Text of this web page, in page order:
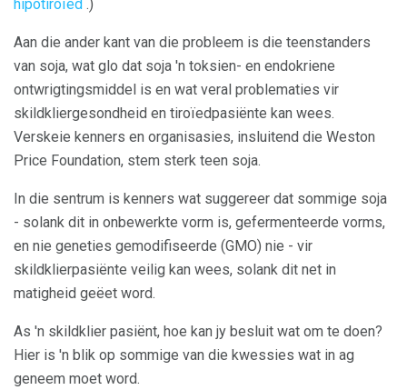
hipotiroïed .)
Aan die ander kant van die probleem is die teenstanders
van soja, wat glo dat soja 'n toksien- en endokriene
ontwrigtingsmiddel is en wat veral problematies vir
skildkliergesondheid en tiroïedpasiënte kan wees.
Verskeie kenners en organisasies, insluitend die Weston
Price Foundation, stem sterk teen soja.
In die sentrum is kenners wat suggereer dat sommige soja
- solank dit in onbewerkte vorm is, gefermenteerde vorms,
en nie geneties gemodifiseerde (GMO) nie - vir
skildklierpasiënte veilig kan wees, solank dit net in
matigheid geëet word.
As 'n skildklier pasiënt, hoe kan jy besluit wat om te doen?
Hier is 'n blik op sommige van die kwessies wat in ag
geneem moet word.